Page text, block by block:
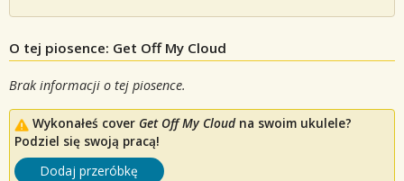
O tej piosence: Get Off My Cloud
Brak informacji o tej piosence.
Wykonałeś cover Get Off My Cloudna swoim ukulele?
Podziel się swoją pracą!
Dodaj przeróbkę